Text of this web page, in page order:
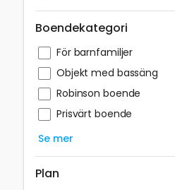
Boendekategori
För barnfamiljer
Objekt med bassäng
Robinson boende
Prisvärt boende
Se mer
Plan